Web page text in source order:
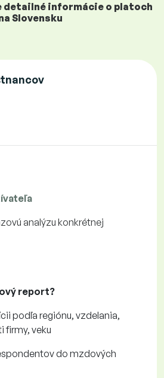
detailné informácie o platoch
Slovensku
analýzu konkrétnej
report?
podľa regiónu, vzdelania,
firmy, veku
do mzdových